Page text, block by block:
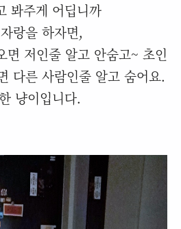
봐주게 어딥니까
랑을 하자면,
면 저인줄 알고 안숨고~ 초인
다른 사람인줄 알고 숨어요.
냥이입니다.